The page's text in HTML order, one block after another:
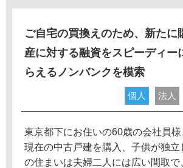
ご自宅の買換えのため、新たに
産に対する融資をスピーディー
らえるノンバンクを模索
個人 法人
東京都下にお住いの60歳の会社員
現在の中古戸建を購入、子供が独立
の住まいは夫婦二人には広い間取で